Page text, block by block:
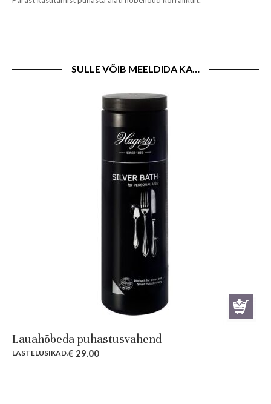
SULLE VÕIB MEELDIDA KA…
Lauahõbeda puhastusvahend
LASTELUSIKAD.€ 29.00